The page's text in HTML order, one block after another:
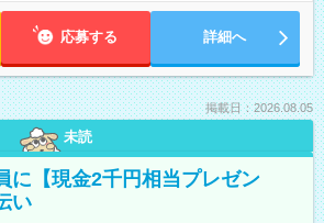
応募する 詳細へ
掲載日：2026.08.05
未読
に【現金2千円相当プレゼン
い